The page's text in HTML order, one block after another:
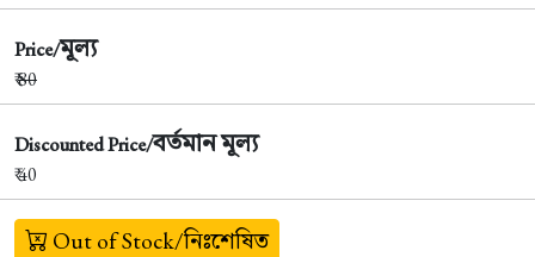
Price/মূল্য
₹80
Discounted Price/বর্তমান মূল্য
₹ 40
Out of Stock/নিঃশেষিত